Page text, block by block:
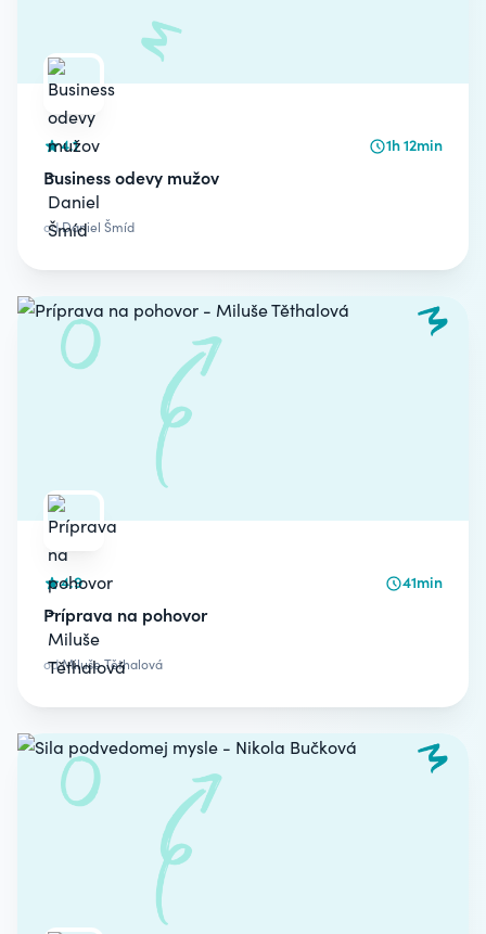
4.1 1h 12min
Business odevy mužov
odDaniel Šmíd
4.9 41min
Príprava na pohovor
odMiluše Těthalová